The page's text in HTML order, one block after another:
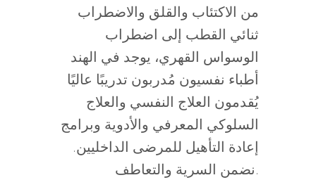
من الاكتئاب والقلق والاضطراب
ثنائي القطب إلى اضطراب
الوسواس القهري، يوجد في الهند
أطباء نفسيون مُدربون تدريبًا عاليًا
يُقدمون العلاج النفسي والعلاج
السلوكي المعرفي والأدوية وبرامج
إعادة التأهيل للمرضى الداخليين.
نضمن السرية والتعاطف.